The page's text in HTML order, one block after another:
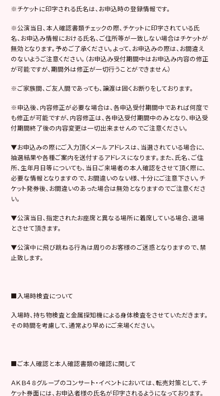
※チケットに印字される氏名は、お申込時の登録情報です。
※公演当日、本人確認書類チェックの際、チケットに印字されている氏
名、お申込み情報における氏名、ご住所等が一致しない場合はチケットが
無効となります。予めご了承ください。よって、お申込みの際は、お間違え
のないようご注意ください。（お申込み受付期間中はお申込み内容の修正
が可能ですが、期間外は修正が一切行うことができません）
※ご家族間、ご友人間であっても、譲渡は固くお断りをしております。
※申込後、内容修正が必要な場合は、各申込受付期間中であれば何度で
も修正が可能ですが、内容修正は、各申込受付期間中のみとなり、申込受
付期間終了後の内容変更は一切出来ませんのでご注意ください。
▼お申込みの際にご入力頂くメールアドレスは、当選されている場合に、
抽選結果や各種ご案内を送付するアドレスになります。また、氏名、ご住
所、生年月日等についても、当日ご来場者の本人確認をさせて頂く際に、
必要な情報となりますので、お間違いのない様、十分にご注意下さい。チ
ケット発券後、お間違いのあった場合は無効となりますのでご注意くださ
い。
▼公演当日、指定されたお座席と異なる場所に着席している場合、退場
とさせて頂きます。
▼公演中に飛び跳ねる行為は周りのお客様のご迷惑となりますので、禁
止致します。
■ 入場時検査について
入場時、持ち物検査と金属探知機による身体検査をさせていただきます。
その時間を考慮して、通常より早めにご来場ください。
■ご本人確認と本人確認書類の確認に関して
ＡＫＢ４８グループのコンサート・イベントにおいては、転売対策として、チ
ケット券面には、お申込者様の氏名が印字されるようになっております。